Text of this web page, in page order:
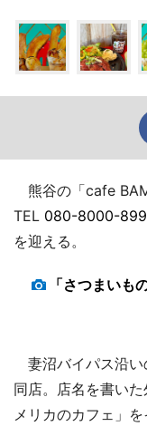
熊谷の「cafe
TEL 080-8000-
を迎える。
「さつまいも
妻沼バイパス沿い
同店。店名を書い
メリカのカフェ」を